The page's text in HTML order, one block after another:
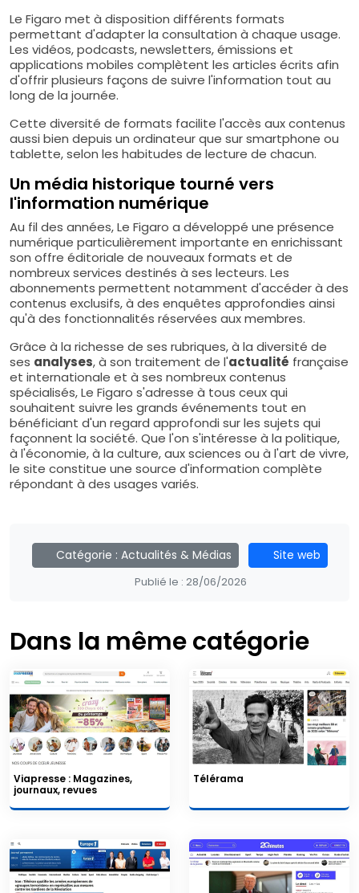
Le Figaro met à disposition différents formats
permettant d'adapter la consultation à chaque usage.
Les vidéos, podcasts, newsletters, émissions et
applications mobiles complètent les articles écrits afin
d'offrir plusieurs façons de suivre l'information tout au
long de la journée.
Cette diversité de formats facilite l'accès aux contenus
aussi bien depuis un ordinateur que sur smartphone ou
tablette, selon les habitudes de lecture de chacun.
Un média historique tourné vers
l'information numérique
Au fil des années, Le Figaro a développé une présence
numérique particulièrement importante en enrichissant
son offre éditoriale de nouveaux formats et de
nombreux services destinés à ses lecteurs. Les
abonnements permettent notamment d'accéder à des
contenus exclusifs, à des enquêtes approfondies ainsi
qu'à des fonctionnalités réservées aux membres.
Grâce à la richesse de ses rubriques, à la diversité de
ses analyses, à son traitement de l'actualité française
et internationale et à ses nombreux contenus
spécialisés, Le Figaro s'adresse à tous ceux qui
souhaitent suivre les grands événements tout en
bénéficiant d'un regard approfondi sur les sujets qui
façonnent la société. Que l'on s'intéresse à la politique,
à l'économie, à la culture, aux sciences ou à l'art de vivre,
le site constitue une source d'information complète
répondant à des usages variés.
Catégorie : Actualités & Médias Site web
Publié le : 28/06/2026
Dans la même catégorie
Viapresse : Magazines,
journaux, revues
Télérama